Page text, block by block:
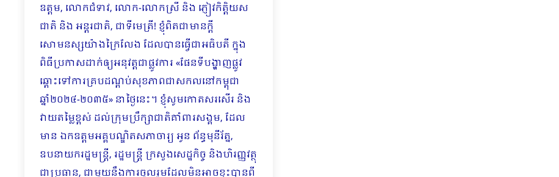
ឧត្តម, លោកជំទាវ, លោក-លោកស្រី និង ភ្ញៀវកិត្តិយស
ជាតិ និង អន្តរជាតិ, ជាទីមេត្រី! ខ្ញុំពិតជាមានក្តី
សោមនស្សយ៉ាងក្រៃលែង ដែលបានធ្វើជាអធិបតី ក្នុង
ពិធីប្រកាសដាក់ឲ្យអនុវត្តជាផ្លូវការ «ផែនទីបង្ហាញផ្លូវ
ឆ្ពោះទៅការគ្របដណ្តប់សុខភាពជាសកលនៅកម្ពុជា
ឆ្នាំ២០២៤-២០៣៥» នាថ្ងៃនេះ។ ខ្ញុំសូមកោតសរសើរ និង
វាយតម្លៃខ្ពស់ ដល់ក្រុមប្រឹក្សាជាតិគាំពារសង្គម, ដែល
មាន ឯកឧត្តមអគ្គបណ្ឌិតសភាចារ្យ អូន ព័ន្ធមុនីរ័ត្ន,
ឧបនាយករដ្ឋមន្ត្រី, រដ្ឋមន្ត្រី ក្រសួងសេដ្ឋកិច្ច និងហិរញ្ញវត្ថុ
ជាប្រធាន, ជាមួយនឹងការចូលរួមដែលមិនអាចខ្វះបានពី